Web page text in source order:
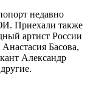
недавно
Приехали также
артист России
Басова,
Александр